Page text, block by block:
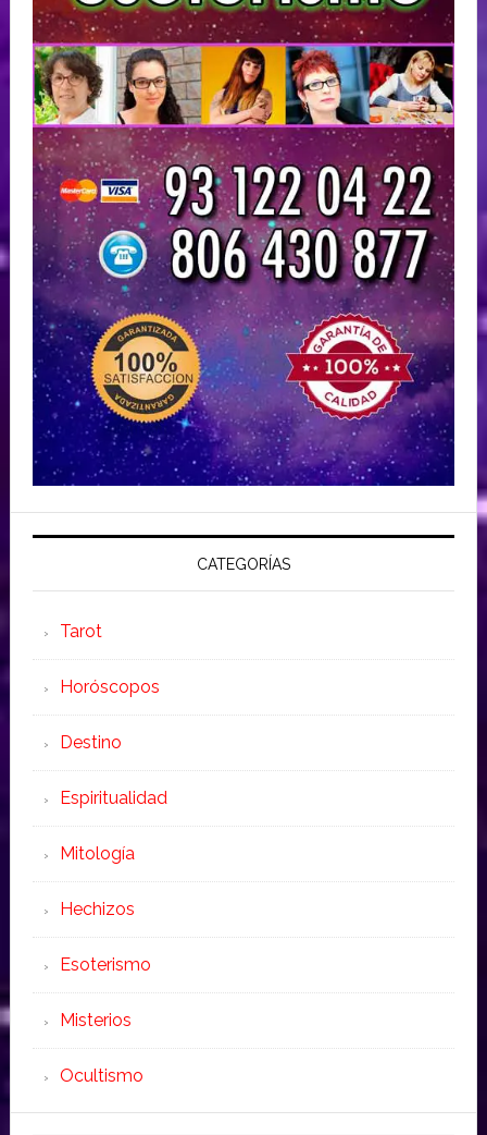
CATEGORÍAS
Tarot
Horóscopos
Destino
Espiritualidad
Mitología
Hechizos
Esoterismo
Misterios
Ocultismo